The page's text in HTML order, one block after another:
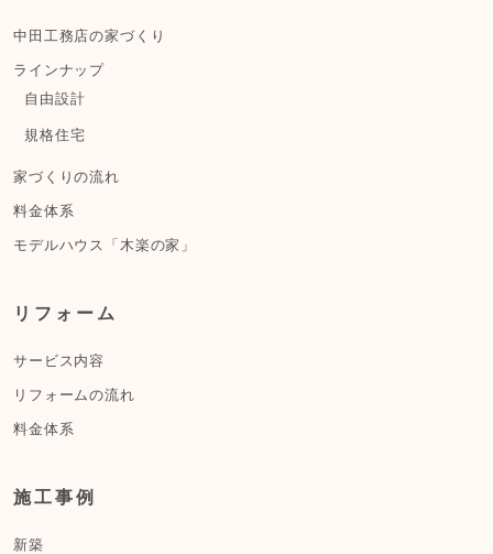
中田工務店の家づくり
ラインナップ
自由設計
規格住宅
家づくりの流れ
料金体系
モデルハウス「木楽の家」
リフォーム
サービス内容
リフォームの流れ
料金体系
施工事例
新築